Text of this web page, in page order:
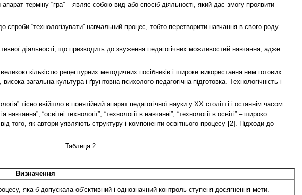
терміну “гра” – являє собою вид або спосіб діяльності, який дає змогу проявити
спроби “технологізувати” навчальний процес, тобто перетворити навчання в свого роду
діяльності, що призводить до звуження педагогічних можливостей навчання, адже
кількістю рецептурних методичних посібників і широке використання ним готових
загальна культура і ґрунтовна психолого-педагогічна підготовка. Технологічність і
тісно ввійшло в понятійний апарат педагогічної науки у ХХ столітті і останнім часом
“освітні технології”, “технології в навчанні”, “технології в освіті” – широко
того, як автори уявляють структуру і компоненти освітнього процесу [2]. Підходи до
Таблиця 2.
Визначення
яка б допускала об’єктивний і однозначний контроль ступеня досягнення мети.